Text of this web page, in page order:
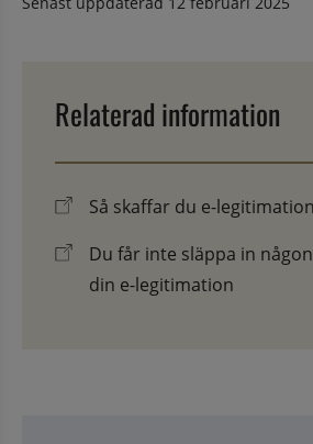
Relaterad information
Så skaffar du e-legitimation
Du får inte släppa in
din e-legitimation